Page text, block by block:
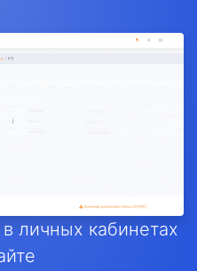
личных кабинетах